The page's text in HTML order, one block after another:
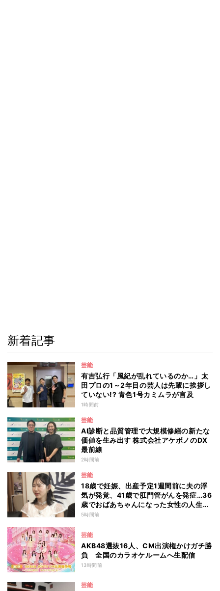
新着記事
芸能
有吉弘行「風紀が乱れているのか…」太
田プロの1～2年目の芸人は先輩に挨拶し
ていない!? 青色1号カミムラが言及
1時間前
芸能
AI診断と品質管理で大規模修繕の新たな
価値を生み出す 株式会社アケボノのDX
最前線
2時間前
芸能
18歳で妊娠、出産予定1週間前に夫の浮
気が発覚、41歳で肛門管がんを発症…36
歳でおばあちゃんになった女性の人生に
島田珠代も思わず涙 『愛のハイエナ
5時間前
芸能
AKB48選抜16人、CM出演権かけガチ勝
負 全国のカラオケルームへ生配信
13時間前
芸能